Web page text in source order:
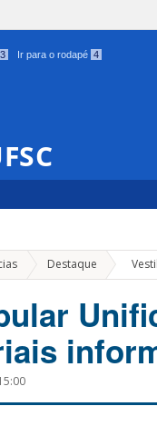
3 Ir para o rodapé 4
Destaque »